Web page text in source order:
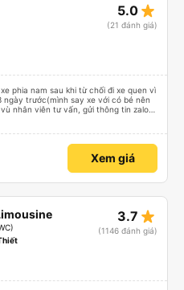
5.0 star_rate
(21 đánh giá)
phia nam sau khi từ chối đi xe quen vì
trước(mình say xe với có bé nên
nhân viên tư vấn, gửi thông tin zalo
mới toanh, sạch sẽ thơm tho, buồng
tâm lý. 10 điểm không nhưng. Mình sẽ
xe này. ưng hết sức. Giờ thấy may
Xem giá
3.7 star_rate
(1146 đánh giá)